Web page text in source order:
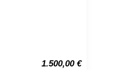
1.500,00 €